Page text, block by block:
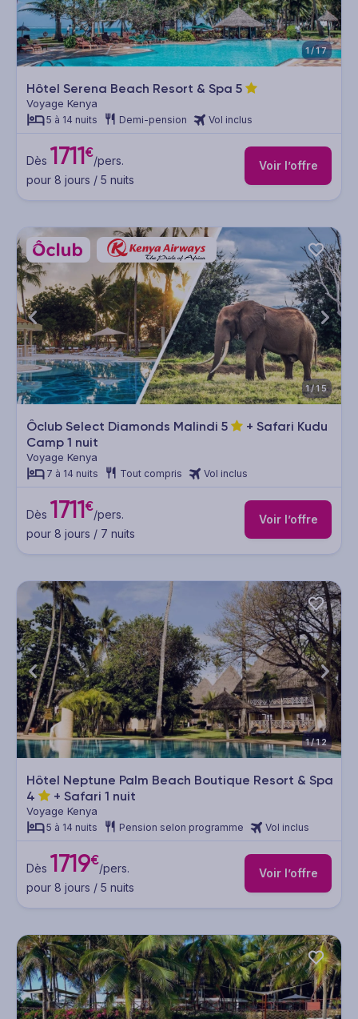
1/17
Hôtel Serena Beach Resort & Spa 5
Voyage Kenya
5 à 14 nuits Demi-pension Vol inclus
Dès 1711€/pers.
pour 8 jours / 5 nuits
Voir l’offre
1/15
Ôclub Select Diamonds Malindi 5
+ Safari Kudu
Camp 1 nuit
Voyage Kenya
7 à 14 nuits Tout compris Vol inclus
Dès 1711€/pers.
pour 8 jours / 7 nuits
Voir l’offre
1/12
Hôtel Neptune Palm Beach Boutique Resort & Spa
4
+ Safari 1 nuit
Voyage Kenya
5 à 14 nuits Pension selon programme Vol inclus
Dès 1719€/pers.
pour 8 jours / 5 nuits
Voir l’offre